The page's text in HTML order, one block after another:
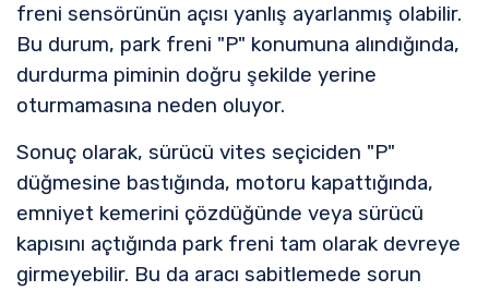
freni sensörünün açısı yanlış ayarlanmış olabilir.
Bu durum, park freni "P" konumuna alındığında,
durdurma piminin doğru şekilde yerine
oturmamasına neden oluyor.
Sonuç olarak, sürücü vites seçiciden "P"
düğmesine bastığında, motoru kapattığında,
emniyet kemerini çözdüğünde veya sürücü
kapısını açtığında park freni tam olarak devreye
girmeyebilir. Bu da aracı sabitlemede sorun